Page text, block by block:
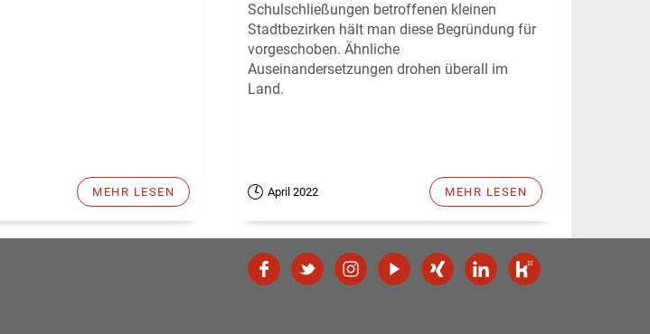
MEHR LESEN
Schulschließungen betroffenen kleinen
Stadtbezirken hält man diese Begründung für
vorgeschoben. Ähnliche
Auseinandersetzungen drohen überall im
Land.
April 2022 MEHR LESEN